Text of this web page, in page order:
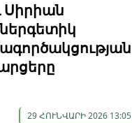
Սիրիան
29 ՀՈՒՆՎԱՐԻ 2026 13:05